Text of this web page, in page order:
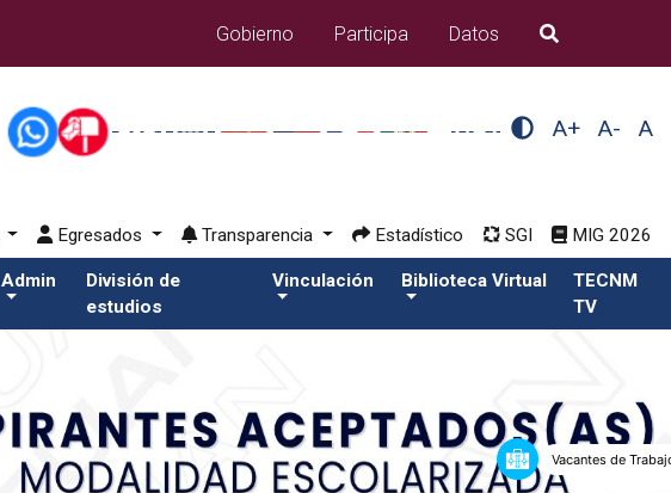
Gobierno
Participa Datos B�squeda
A+ A- A
Egresados Transparencia Estadístico SGI MIG 2026
Admin
División de
estudios
Vinculación Biblioteca Virtual
TECNM
TV